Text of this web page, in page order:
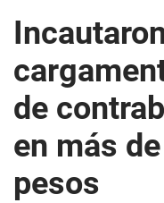
de
en más
pesos